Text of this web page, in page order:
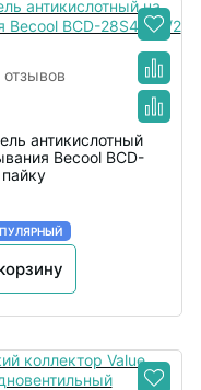
антикислотный
Becool BCD-